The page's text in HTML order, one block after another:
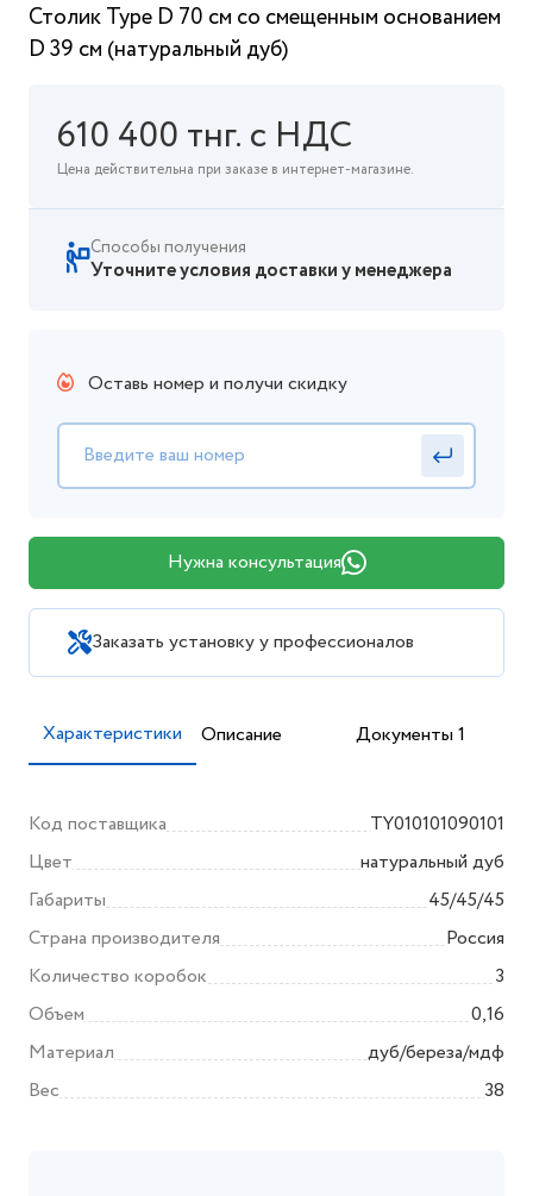
Столик Type D 70 см со смещенным основанием
D 39 см (натуральный дуб)
610 400 тнг. с НДС
Цена действительна при заказе в интернет-магазине.
Способы получения
Уточните условия доставки у менеджера
Оставь номер и получи скидку
Нужна консультация
Заказать установку у профессионалов
Характеристики Описание Документы 1
Код поставщика
TY010101090101
Цвет
натуральный дуб
Габариты
45/45/45
Страна производителя
Россия
Количество коробок
3
Объем
0,16
Материал
дуб/береза/мдф
Вес
38